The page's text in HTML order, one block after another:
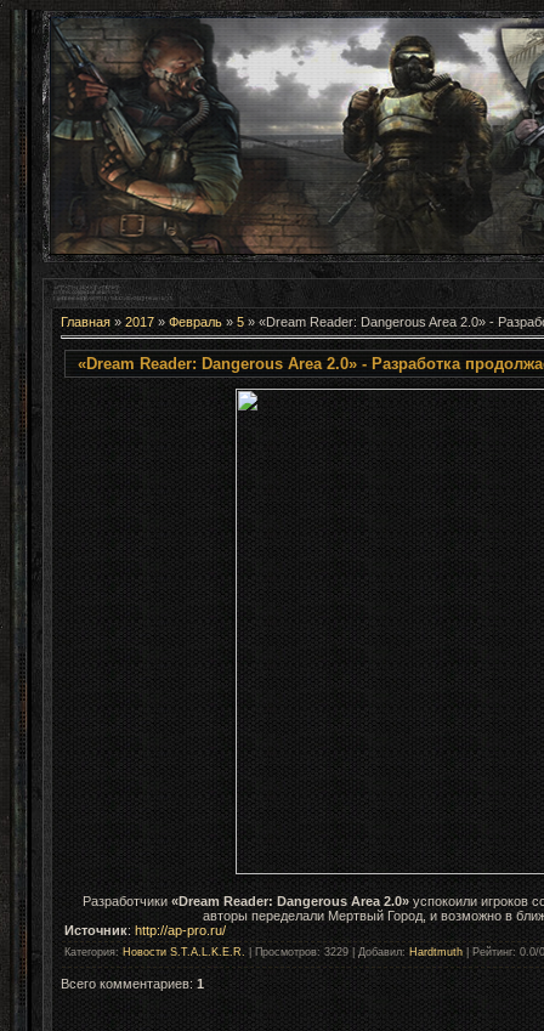
Главная» 2017 » Февраль » 5» «Dream Reader: Dangerous Area 2.0» -
«Dream Reader: Dangerous Area 2.0» - Разработка
Разработчики«Dream Reader: Dangerous Area 2.0» успокоили игроков
авторы переделали Мертвый Город, и возможно в
Источник: http://ap-pro.ru/
Категория: Новости S.T.A.L.K.E.R. Просмотров: 3229 | Добавил: Hardtmuth| Рейтинг: 0.0/0
Всего комментариев:1